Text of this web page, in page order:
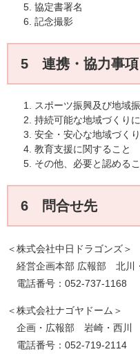
協定書署名
記念撮影
5 連携・協力事項
スポーツ振興及び地域
持続可能な地域づくり
安全・安心な地域づく
教育支援に関すること
その他、必要と認める
6 問合せ先
＜株式会社中日ドラゴンズ＞
経営企画本部 広報部 北川
電話番号：052-737-1168
＜株式会社ナゴヤドーム＞
企画・広報部 岩崎・西川
電話番号：052-719-2114